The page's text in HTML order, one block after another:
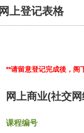
网上登记表格
**请留意登记完成後，阁
网上商业(社交
课程编号